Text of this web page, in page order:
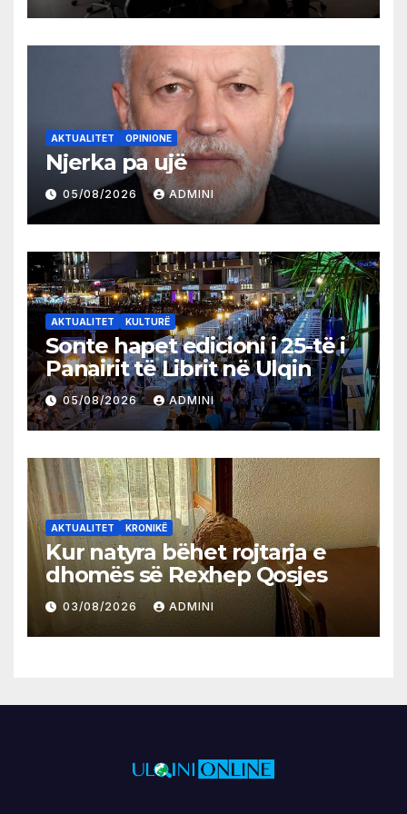
AKTUALITET OPINIONE
Njerka pa ujë
05/08/2026 ADMINI
AKTUALITET KULTURË
Sonte hapet edicioni i 25-të i
Panairit të Librit në Ulqin
05/08/2026 ADMINI
AKTUALITET KRONIKË
Kur natyra bëhet rojtarja e
dhomës së Rexhep Qosjes
03/08/2026 ADMINI